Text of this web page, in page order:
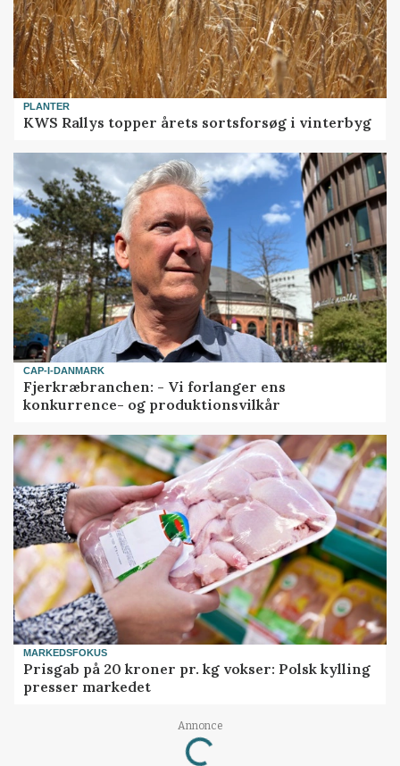
PLANTER
KWS Rallys topper årets sortsforsøg i vinterbyg
CAP-I-DANMARK
Fjerkræbranchen: - Vi forlanger ens
konkurrence- og produktionsvilkår
MARKEDSFOKUS
Prisgab på 20 kroner pr. kg vokser: Polsk kylling
presser markedet
Annonce
Loading...